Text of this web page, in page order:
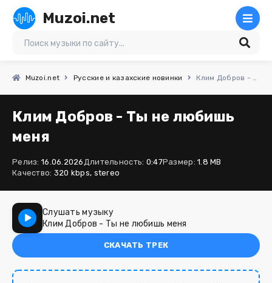
Muzoi.net
Muzoi.net Русские и казахские новинки Клим Добров - Ты не любишь меня
Клим Добров - Ты не любишь
меня
Релиз: 16.06.2026Длительность: 0:47Размер: 1.8 MB
Качество: 320 kbps, stereo
Слушать музыку
Клим Добров - Ты не любишь меня
СКАЧАТЬ ТРЕК